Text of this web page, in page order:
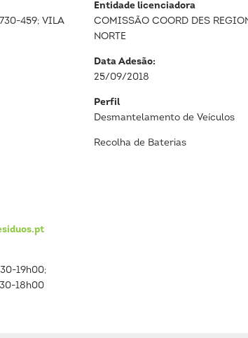
459; VILA
19h00;
18h00
Entidade licenciadora
COMISSÃO COORD DES
NORTE
Data Adesão:
25/09/2018
Perfil
Desmantelamento de Veículos
Recolha de Baterias